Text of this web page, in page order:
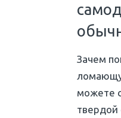
Зачем
можете
твердой